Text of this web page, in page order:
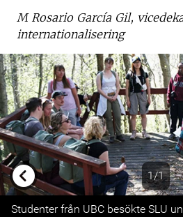
M Rosario García Gil,
internationalisering
1/1
Previous
Studenter från UBC besökte SLU